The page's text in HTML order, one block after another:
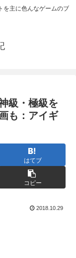
を主に色んなゲームのブ
級・極級を
も：アイギ
はてブ
コピー
2018.10.29